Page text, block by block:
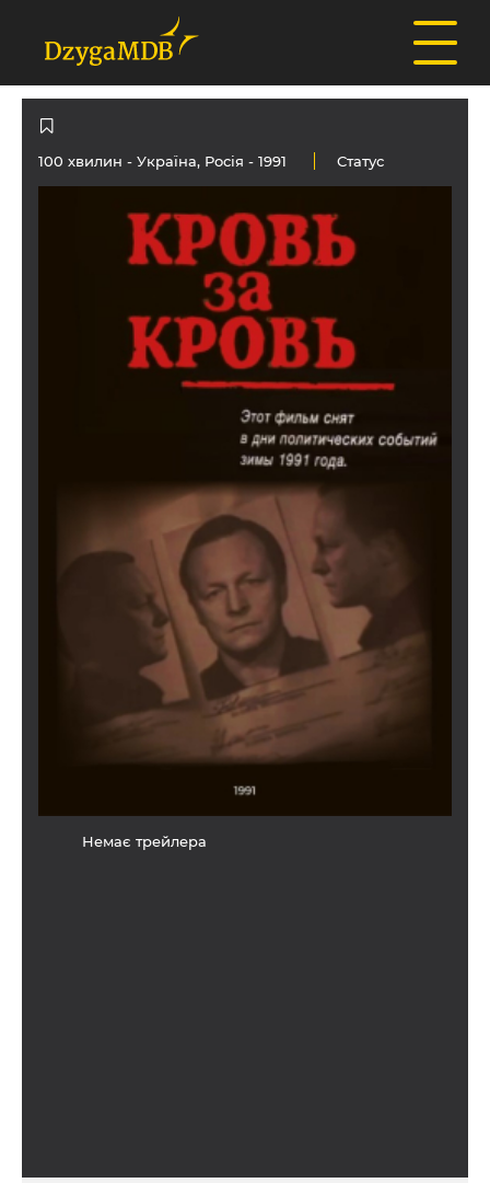
100 хвилин - Україна, Росія - 1991 Статус
Немає трейлера